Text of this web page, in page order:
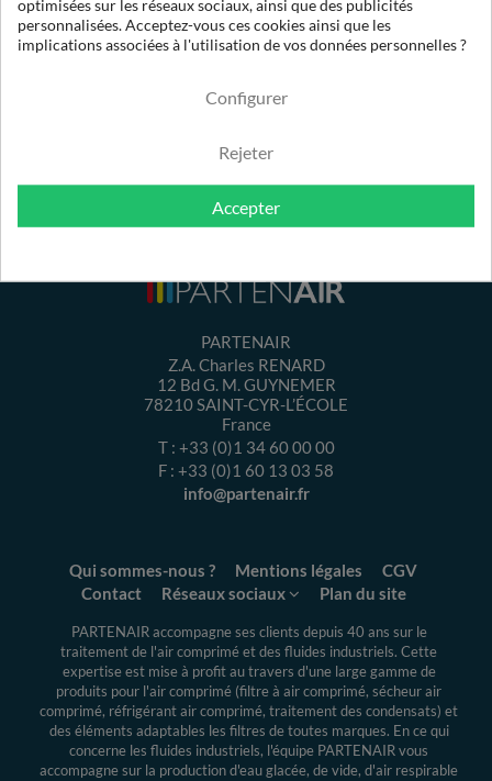
1µ
PARTENAIR
Z.A. Charles RENARD
12 Bd G. M. GUYNEMER
78210SAINT-CYR-L’ÉCOLE
France
T : +33 (0)1 34 60 00 00
F : +33 (0)1 60 13 03 58
info@partenair.fr
Qui sommes-nous ? Mentions légales
CGV
Contact
Réseaux sociaux Plan du site
PARTENAIR accompagne ses clients depuis 40 ans sur le
traitement de l'air comprimé et des fluides industriels. Cette
expertiseest mise à profit au travers d'une large gamme de
produits pour l'air comprimé (filtre à air comprimé, sécheur air
comprimé, réfrigérant air comprimé, traitement des condensats) et
des éléments adaptables les filtres de toutes marques. En ce qui
concerne les fluides industriels, l'équipe PARTENAIR vous
accompagne sur la production d'eau glacée, de vide, d'air respirable
optimisées sur les réseaux sociaux, ainsi que des publicités
personnalisées. Acceptez-vous ces cookies ainsi que les
implications associées à l'utilisation de vos données personnelles ?
Configurer
Rejeter
Accepter